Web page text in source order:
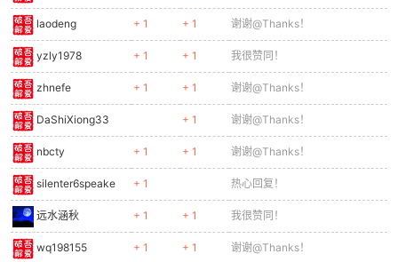
laodeng + 1 + 1 谢谢@Thanks！
yzly1978 + 1 + 1 我很赞同！
zhnefe + 1 + 1 谢谢@Thanks！
DaShiXiong33 + 1 谢谢@Thanks！
nbcty + 1 + 1 谢谢@Thanks！
silenter6speake + 1 热心回复！
远水涵秋 + 1 + 1 我很赞同！
wq198155 + 1 + 1 谢谢@Thanks！